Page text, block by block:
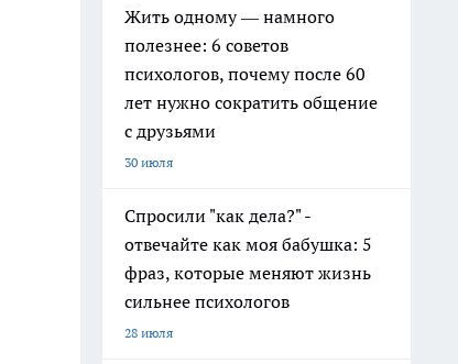
Жить одному — намного
полезнее: 6 советов
психологов, почему после 60
лет нужно сократить общение
с друзьями
30 июля
Спросили "как дела?" -
отвечайте как моя бабушка: 5
фраз, которые меняют жизнь
сильнее психологов
28 июля